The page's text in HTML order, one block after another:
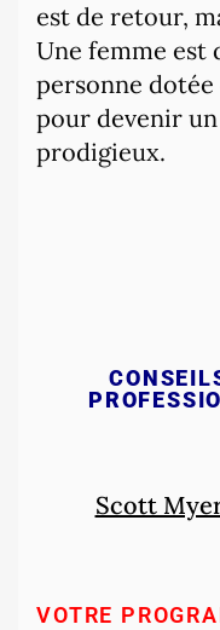
est de retour,
Une femme est
personne dotée
pour devenir
prodigieux.
Scott
VOTRE